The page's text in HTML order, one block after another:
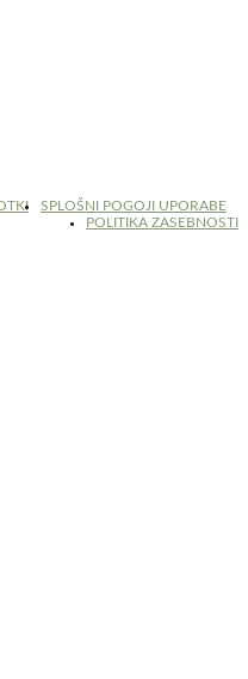
SPLOŠNI POGOJI UPORABE
POLITIKA ZASEBNOSTI